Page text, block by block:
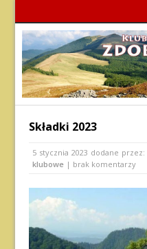
Składki 2023
5 stycznia 2023 dodane przez:
klubowe | brak komentarzy